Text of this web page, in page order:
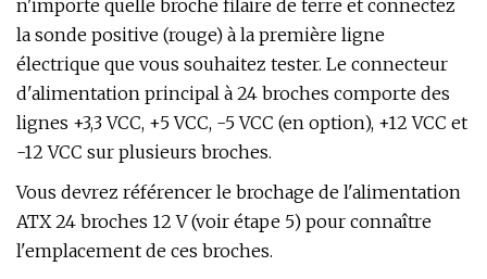
n'importe quelle broche filaire de terre et connectez
la sonde positive (rouge) à la première ligne
électrique que vous souhaitez tester. Le connecteur
d'alimentation principal à 24 broches comporte des
lignes +3,3 VCC, +5 VCC, -5 VCC (en option), +12 VCC et
-12 VCC sur plusieurs broches.
Vous devrez référencer le brochage de l'alimentation
ATX 24 broches 12 V (voir étape 5) pour connaître
l'emplacement de ces broches.